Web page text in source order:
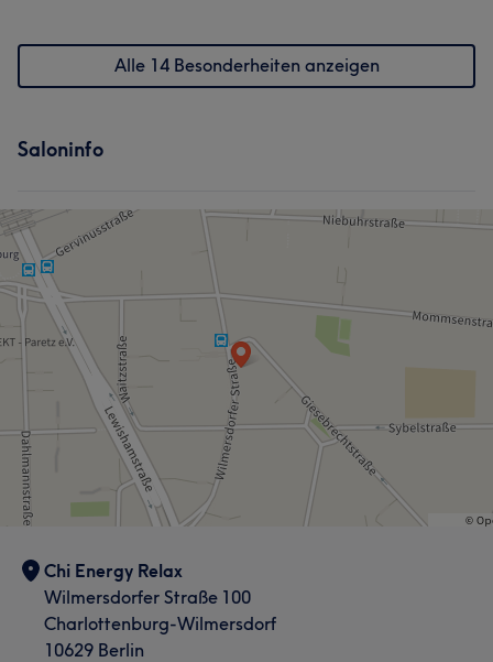
Alle 14 Besonderheiten anzeigen
Saloninfo
Chi Energy Relax
Wilmersdorfer Straße 100
Charlottenburg-Wilmersdorf
10629 Berlin